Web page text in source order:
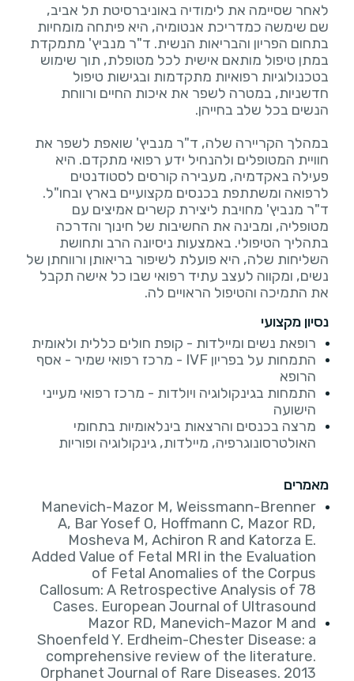
לאחר שסיימה את לימודיה באוניברסיטת תל אביב,
שם שימשה כמדריכת אנטומיה, היא פיתחה מומחיות
בתחום הפריון והבריאות הנשית. ד"ר מנביץ' מתמקדת
במתן טיפול מותאם אישית לכל מטופלת, תוך שימוש
בטכנולוגיות רפואיות מתקדמות ובגישות טיפול
חדשניות, במטרה לשפר את איכות החיים ורווחת
במהלך הקריירה שלה, ד"ר מנביץ' שואפת לשפר את
חוויית המטופלים ולהנחיל ידע רפואי מתקדם. היא
פעילה באקדמיה, מעבירה קורסים לסטודנטים
לרפואה ומשתתפת בכנסים מקצועיים בארץ ובחו"ל.
ד"ר מנביץ' מחויבת ליצירת קשרים אמיצים עם
מטופליה, ומבינה את החשיבות של חינוך והדרכה
בתהליך הטיפולי. באמצעות ניסיונה הרב ותחושת
השליחות שלה, היא פועלת לשיפור בריאותן ורווחתן של
נשים, ומקווה לעצב עתיד רפואי שבו כל אישה תקבל
את התמיכה והטיפול הראויים לה.
נסיון מקצועי
רופאת נשים ומיילדות - קופת חולים כללית ולאומית
התמחות על בפריון IVF - מרכז רפואי שמיר - אסף
הרופא
התמחות בגינקולוגיה ויולדות - מרכז רפואי מעייני
הישועה
מרצה בכנסים והרצאות בינלאומיות בתחומי
האולטרסונוגרפיה, מיילדות, גינקולוגיה ופוריות
מאמרים
Manevich-Mazor M, Weissmann-Brenner
A, Bar Yosef O, Hoffmann C, Mazor RD,
Mosheva M, Achiron R and Katorza E.
Added Value of Fetal MRI in the Evaluation
of Fetal Anomalies of the Corpus
Callosum: A Retrospective Analysis of 78
Cases. European Journal of Ultrasound
Mazor RD, Manevich-Mazor M and
Shoenfeld Y. Erdheim-Chester Disease: a
comprehensive review of the literature.
Orphanet Journal of Rare Diseases. 2013